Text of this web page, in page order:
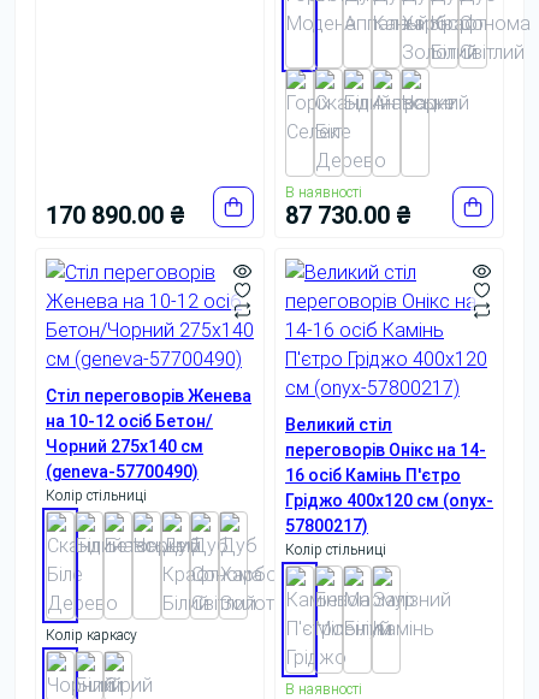
170 890.00 ₴
В наявності
87 730.00 ₴
Стіл переговорів Женева
на 10-12 осіб Бетон/
Чорний 275x140 см
(geneva-57700490)
Колір стільниці
Колір каркасу
Великий стіл
переговорів Онікс на 14-
16 осіб Камінь П'єтро
Гріджо 400x120 см (onyx-
57800217)
Колір стільниці
В наявності